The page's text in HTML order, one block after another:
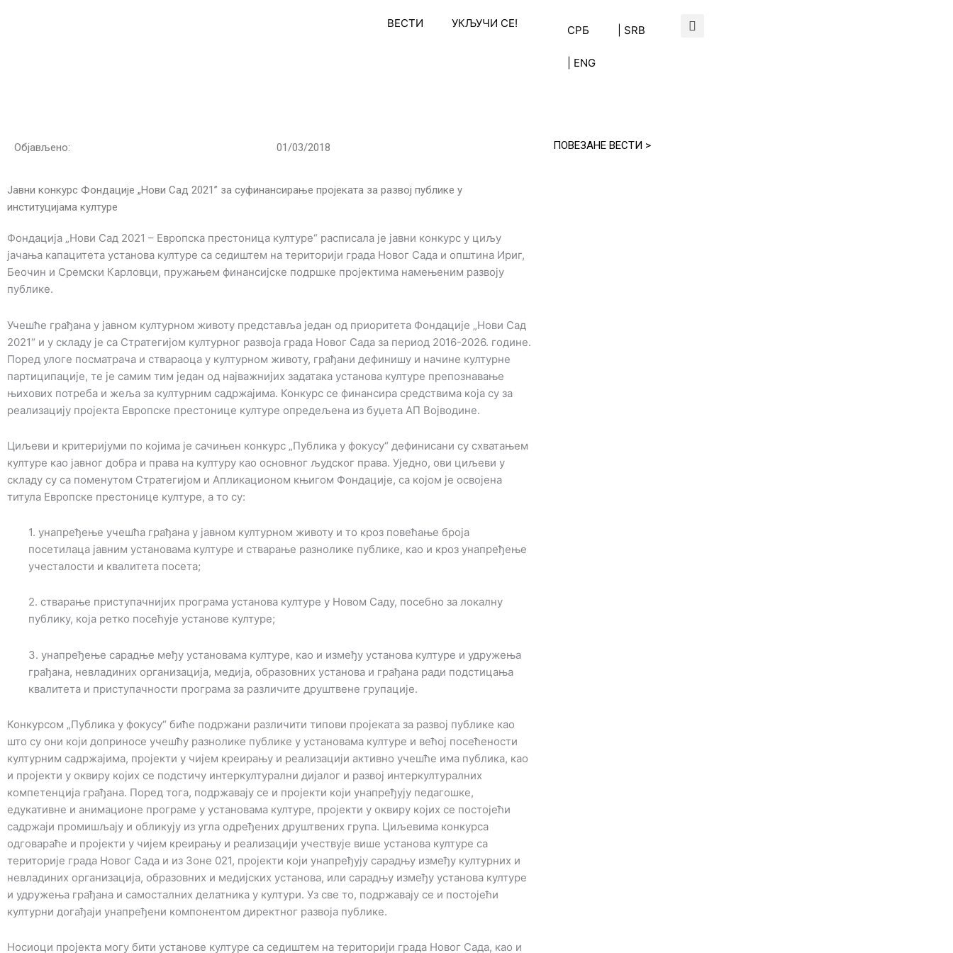
ВЕСТИ УКЉУЧИ СЕ!
СРБ | SRB
| ENG
Објављено: 01/03/2018
Јавни конкурс Фондације „Нови Сад 2021’’ за суфинансирање пројеката за развој публике у
институцијама културе
Фондација „Нови Сад 2021 – Европска престоница културе“ расписала је јавни конкурс у циљу
јачања капацитета установа културе са седиштем на територији града Новог Сада и општина Ириг,
Беочин и Сремски Карловци, пружањем финансијске подршке пројектима намењеним развоју
публике.
Учешће грађана у јавном културном животу представља један од приоритета Фондације „Нови Сад
2021“ и у складу је са Стратегијом културног развоја града Новог Сада за период 2016-2026. године.
Поред улоге посматрача и ствараоца у културном животу, грађани дефинишу и начине културне
партиципације, те је самим тим један од најважнијих задатака установа културе препознавање
њихових потреба и жеља за културним садржајима. Конкурс се финансира средствима која су за
реализацију пројекта Европске престонице културе опредељена из буџета АП Војводине.
Циљеви и критеријуми по којима је сачињен конкурс „Публика у фокусу“ дефинисани су схватањем
културе као јавног добра и права на културу као основног људског права. Уједно, ови циљеви у
складу су са поменутом Стратегијом и Апликационом књигом Фондације, са којом је освојена
титула Европске престонице културе, а то су:
1. унапређење учешћа грађана у јавном културном животу и то кроз повећање броја
посетилаца јавним установама културе и стварање разнолике публике, као и кроз унапређење
учесталости и квалитета посета;
2. стварање приступачнијих програма установа културе у Новом Саду, посебно за локалну
публику, која ретко посећује установе културе;
3. унапређење сарадње међу установама културе, као и између установа културе и удружења
грађана, невладиних организација, медија, образовних установа и грађана ради подстицања
квалитета и приступачности програма за различите друштвене групације.
Конкурсом „Публика у фокусу“ биће подржани различити типови пројеката за развој публике као
што су они који доприносе учешћу разнолике публике у установама културе и већој посећености
културним садржајима, пројекти у чијем креирању и реализацији активно учешће има публика, као
и пројекти у оквиру којих се подстичу интеркултурални дијалог и развој интеркултуралних
компетенција грађана. Поред тога, подржавају се и пројекти који унапређују педагошке,
едукативне и анимационе програме у установама културе, пројекти у оквиру којих се постојећи
садржаји промишљају и обликују из угла одређених друштвених група. Циљевима конкурса
одговараће и пројекти у чијем креирању и реализацији учествује више установа културе са
територије града Новог Сада и из Зоне 021, пројекти који унапређују сарадњу између културних и
невладиних организација, образовних и медијских установа, или сарадњу између установа културе
и удружења грађана и самосталних делатника у култури. Уз све то, подржавају се и постојећи
културни догађаји унапређени компонентом директног развоја публике.
Носиоци пројекта могу бити установе културе са седиштем на територији града Новог Сада, као и
ПОВЕЗАНЕ ВЕСТИ >